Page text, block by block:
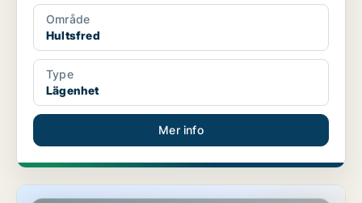
Område
Hultsfred
Type
Lägenhet
Mer info
Hus i Mörbylånga, Färjestaden